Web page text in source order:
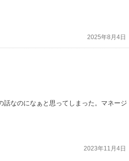
2025年8月4日
なのになぁと思ってしまった。マネージ
2023年11月4日